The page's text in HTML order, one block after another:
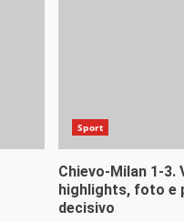
Sport
Chievo-Milan 1-3.
highlights, foto e
decisivo